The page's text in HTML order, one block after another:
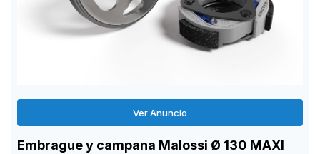
Ver Anuncio
Embrague y campana Malossi Ø 130 MAXI